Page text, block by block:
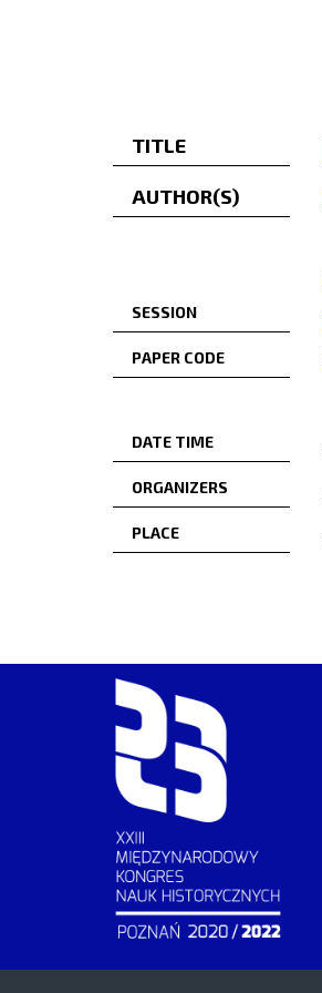
TITLE
AUTHOR(S)
SESSION
PAPER CODE
DATE TIME
ORGANIZERS
PLACE